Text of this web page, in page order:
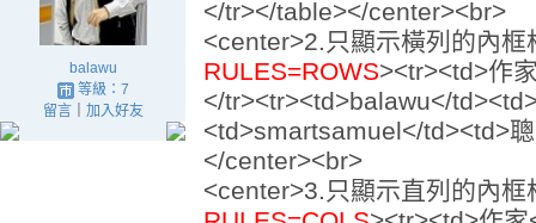
balawu
等級：7
留言｜ 加入好友
</tr></table></center><br>
<center>2.只顯示橫列的內框
RULES=ROWS><tr><td>作
</tr><tr><td>balawu</
<td>smartsamuel</td><td>
</center><br>
<center>3.只顯示直列的內框